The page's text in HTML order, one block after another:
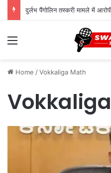
दुर्लभ पैंगोलिन तस्करी मामले में
Menu
Home /Vokkaliga Math